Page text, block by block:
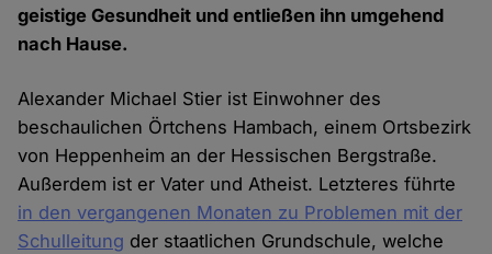
geistige Gesundheit und entließen ihn umgehend
nach Hause.
Alexander Michael Stier ist Einwohner des
beschaulichen Örtchens Hambach, einem Ortsbezirk
von Heppenheim an der Hessischen Bergstraße.
Außerdem ist er Vater und Atheist. Letzteres führte
in den vergangenen Monaten zu Problemen mit der
Schulleitung der staatlichen Grundschule, welche